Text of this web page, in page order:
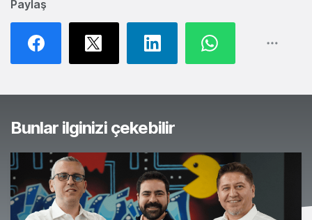
Paylaş
Bunlar ilginizi çekebilir